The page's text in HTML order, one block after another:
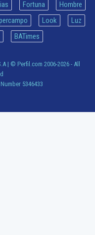
Fortuna
Hombre
Look
Luz
BATimes
| © Perfil.com 2006-2026 - All
5346433